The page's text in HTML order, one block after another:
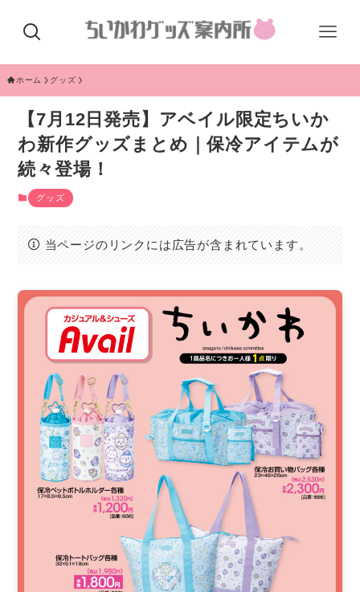
ホーム グッズ
【7月12日発売】アベイル限定ちいか
わ新作グッズまとめ｜保冷アイテムが
続々登場！
グッズ
当ページのリンクには広告が含まれています。